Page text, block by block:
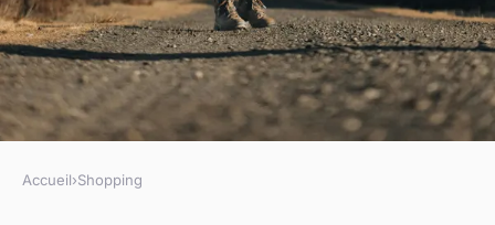
SHOPPING
Accueil›Shopping